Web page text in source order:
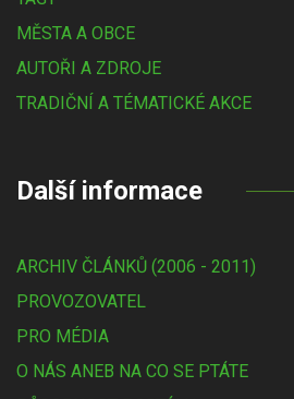
MĚSTA A OBCE
AUTOŘI A ZDROJE
TRADIČNÍ A TÉMATICKÉ AKCE
Další informace
ARCHIV ČLÁNKŮ (2006 - 2011)
PROVOZOVATEL
PRO MÉDIA
O NÁS ANEB NA CO SE PTÁTE